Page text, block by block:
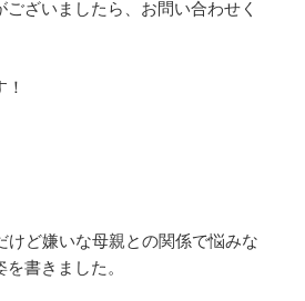
ざいましたら、お問い合わせく
けど嫌いな母親との関係で悩みな
書きました。